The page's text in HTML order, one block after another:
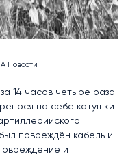
Новости
14 часов четыре раза
на себе катушки
повреждён кабель и
и